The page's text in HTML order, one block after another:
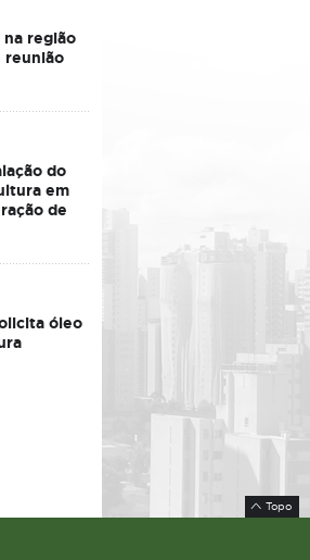
região
reunião
do
em
de
óleo
Topo